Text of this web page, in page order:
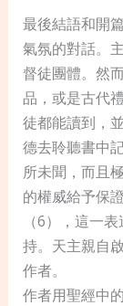
最後結語和開
氣氛的對話。
督徒團體。然
品，或是古代
徒都能讀到，
德去聆聽書中
所未聞，而且
的權威給予保
（6），這一
持。天主親自
作者。
作者用聖經中